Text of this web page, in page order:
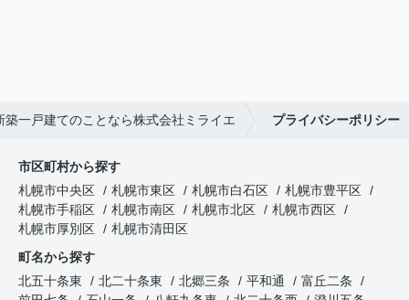
築一戸建てのことなら株式会社ミライエ プライバシーポリシー
市区町村から探す
札幌市中央区
札幌市東区 札幌市白石区
札幌市豊平区
札幌市手稲区
札幌市南区 札幌市北区
札幌市西区
札幌市厚別区
札幌市清田区
町名から探す
北五十条東
北二十条東 北郷三条 平和通
富丘二条